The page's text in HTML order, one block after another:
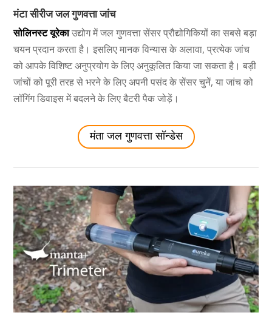
मंटा सीरीज जल गुणवत्ता जांच
सोलिनस्ट यूरेकाउद्योग में जल गुणवत्ता सेंसर प्रौद्योगिकियों का सबसे बड़ा
चयन प्रदान करता है। इसलिए मानक विन्यास के अलावा, प्रत्येक जांच
को आपके विशिष्ट अनुप्रयोग के लिए अनुकूलित किया जा सकता है। बड़ी
जांचों को पूरी तरह से भरने के लिए अपनी पसंद के सेंसर चुनें, या जांच को
लॉगिंग डिवाइस में बदलने के लिए बैटरी पैक जोड़ें।
मंता जल गुणवत्ता सॉन्डेस